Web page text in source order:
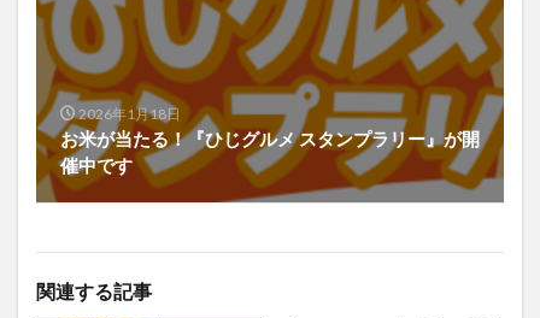
2026年1月18日
お米が当たる！『ひじグルメ スタンプラリー』が開
催中です
関連する記事